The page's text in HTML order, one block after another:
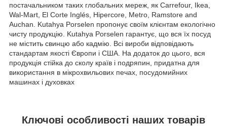
постачальником таких глобальних мереж, як Carrefour, Ikea,
Wal-Mart, El Corte Inglés, Hipercore, Metro, Ramstore and
Auchan. Kutahya Porselen пропонує своїм клієнтам екологічно
чисту продукцію. Kutahya Porselen гарантує, що вся їх посуд
не містить свинцю або кадмію. Всі вироби відповідають
стандартам якості Європи і США. На додаток до цього, вся
продукція стійка до сколу країв і подряпин, придатна для
використання в мікрохвильових печах, посудомийних
машинах і духовках
Ключові особливості наших товарів